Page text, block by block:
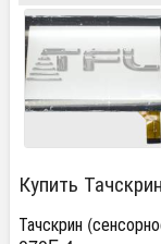
Купить
Тачскрин